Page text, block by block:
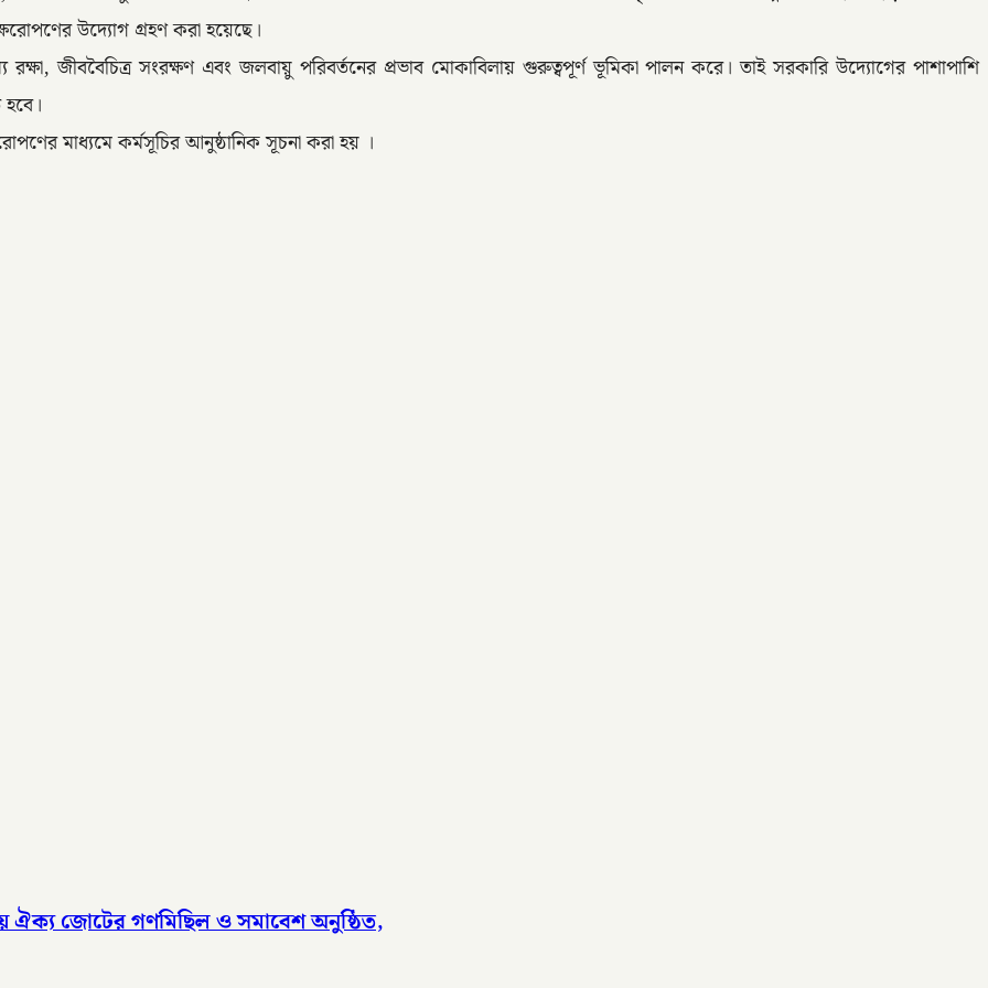
উদ্যোগ গ্রহণ করা হয়েছে।
রক্ষা, জীববৈচিত্র সংরক্ষণ এবং জলবায়ু পরিবর্তনের প্রভাব মোকাবিলায় গুরুত্বপূর্ণ ভূমিকা পালন করে। তাই সরকারি উদ্যোগের পাশাপাশি
মাধ্যমে কর্মসূচির আনুষ্ঠানিক সূচনা করা হয় ।
ঐক্য জোটের গণমিছিল ও সমাবেশ অনুষ্ঠিত,